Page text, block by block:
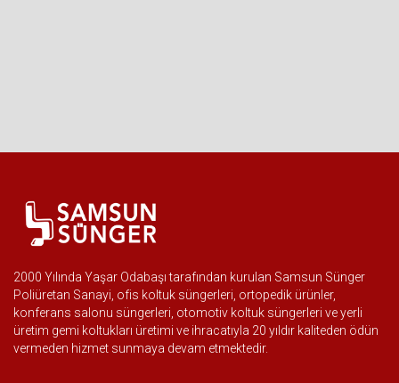
2000 Yılında Yaşar Odabaşı tarafından kurulan Samsun Sünger
Poliüretan Sanayi, ofis koltuk süngerleri, ortopedik ürünler,
konferans salonu süngerleri, otomotiv koltuk süngerleri ve yerli
üretim gemi koltukları üretimi ve ihracatıyla 20 yıldır kaliteden ödün
vermeden hizmet sunmaya devam etmektedir.